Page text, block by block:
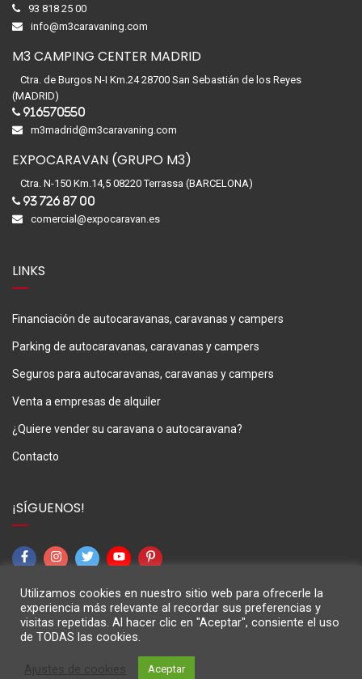
93 818 25 00
info@m3caravaning.com
M3 CAMPING CENTER MADRID
Ctra. de Burgos N-I Km.24 28700 San Sebastián de los Reyes
(MADRID)
916570550
m3madrid@m3caravaning.com
EXPOCARAVAN (GRUPO M3)
Ctra. N-150 Km.14,5 08220 Terrassa (BARCELONA)
93 726 87 00
comercial@expocaravan.es
LINKS
Financiación de autocaravanas, caravanas y campers
Parking de autocaravanas, caravanas y campers
Seguros para autocaravanas, caravanas y campers
Venta a empresas de alquiler
¿Quiere vender su caravana o autocaravana?
Contacto
¡SÍGUENOS!
Utilizamos cookies en nuestro sitio web para ofrecerle la
experiencia más relevante al recordar sus preferencias y
visitas repetidas. Al hacer clic en "Aceptar", consiente el uso
de TODAS las cookies.
Aceptar